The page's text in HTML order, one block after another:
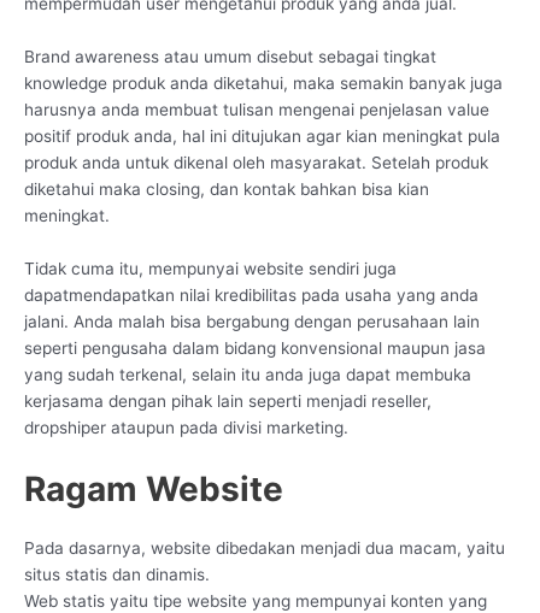
mempermudah user mengetahui produk yang anda jual.
Brand awareness atau umum disebut sebagai tingkat
knowledge produk anda diketahui, maka semakin banyak juga
harusnya anda membuat tulisan mengenai penjelasan value
positif produk anda, hal ini ditujukan agar kian meningkat pula
produk anda untuk dikenal oleh masyarakat. Setelah produk
diketahui maka closing, dan kontak bahkan bisa kian
meningkat.
Tidak cuma itu, mempunyai website sendiri juga
dapatmendapatkan nilai kredibilitas pada usaha yang anda
jalani. Anda malah bisa bergabung dengan perusahaan lain
seperti pengusaha dalam bidang konvensional maupun jasa
yang sudah terkenal, selain itu anda juga dapat membuka
kerjasama dengan pihak lain seperti menjadi reseller,
dropshiper ataupun pada divisi marketing.
Ragam Website
Pada dasarnya, website dibedakan menjadi dua macam, yaitu
situs statis dan dinamis.
Web statis yaitu tipe website yang mempunyai konten yang